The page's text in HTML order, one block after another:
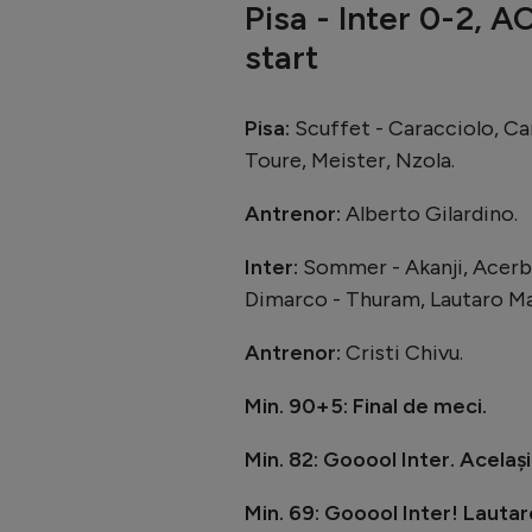
Pisa - Inter 0-2,
start
Pisa: Scuffet - Caracciolo,
Toure, Meister, Nzola.
Antrenor: Alberto Gilardino.
Inter: Sommer - Akanji,
Dimarco - Thuram, Lautaro
Antrenor: Cristi Chivu.
Min. 90+5: Final de meci.
Min. 82: Gooool Inter.
Min. 69: Gooool Inter!